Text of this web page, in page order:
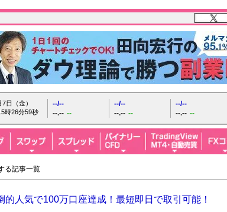
日（金）
時27分0秒
--/--
--.-- --
--/--
--.-- --
--/--
--.-- --
る記事一覧
的人気で100万口座達成！最短即日で取引可能！